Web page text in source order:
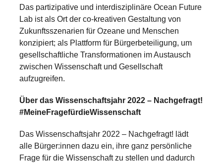
Das partizipative und interdisziplinäre Ocean Future
Lab ist als Ort der co-kreativen Gestaltung von
Zukunftsszenarien für Ozeane und Menschen
konzipiert; als Plattform für Bürgerbeteiligung, um
gesellschaftliche Transformationen im Austausch
zwischen Wissenschaft und Gesellschaft
aufzugreifen.
Über das Wissenschaftsjahr 2022 – Nachgefragt!
#MeineFragefürdieWissenschaft
Das Wissenschaftsjahr 2022 – Nachgefragt! lädt
alle Bürger:innen dazu ein, ihre ganz persönliche
Frage für die Wissenschaft zu stellen und dadurch